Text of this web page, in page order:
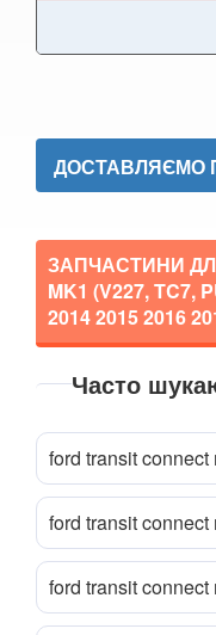
Transit V
Transit VII
Transit Connect
Transit Custom
HYUNDAI
JAGUAR
Прикріпити файл
ДОСТАВЛЯЄМО
ЗАПЧАСТИНИ ДЛЯ
MK1 (V227, TC7,
2014 2015 2016
Часто
ford transit connect
ford transit connect
ford transit connect